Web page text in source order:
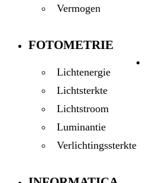
Vermogen
FOTOMETRIE
Lichtenergie
Lichtsterkte
Lichtstroom
Luminantie
Verlichtingssterkte